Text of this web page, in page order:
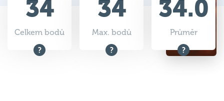
34
Celkem bodů
34
Max. bodů
34.0
Průměr